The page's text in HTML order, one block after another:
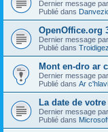
Dernier message par
Publié dans
OpenOffice.org
Dernier message par
Publié dans
Mont en-dro ar
Dernier message par
Publié dans Ar
La date de
Dernier message par
Publié dans